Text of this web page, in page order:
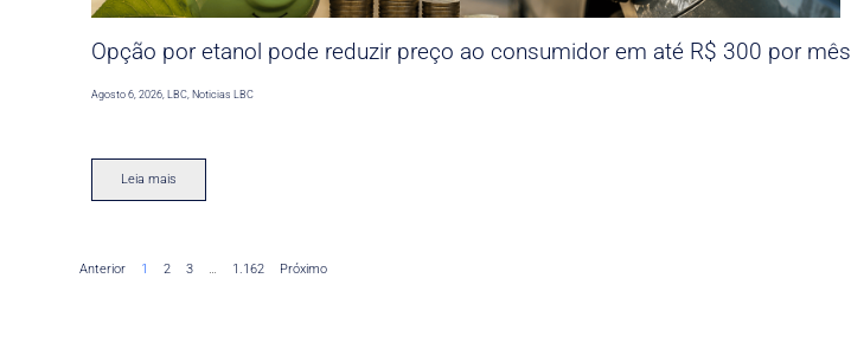
Opção por etanol pode reduzir preço ao consumidor em até R$ 300 por mês
Agosto 6, 2026 ,LBC Noticias LBC
Leia mais
Anterior 1 2 3 … 1.162 Próximo